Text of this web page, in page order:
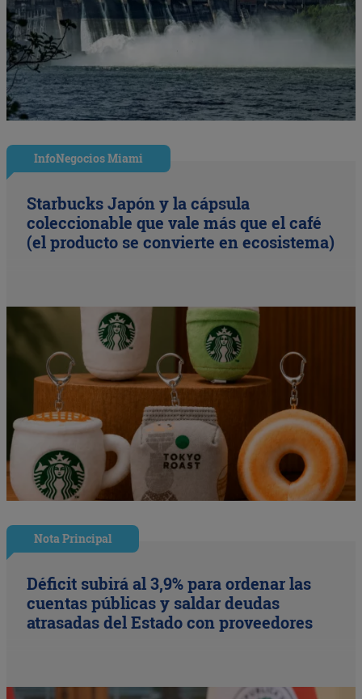
InfoNegocios Miami
Starbucks Japón y la cápsula
coleccionable que vale más que el café
(el producto se convierte en ecosistema)
Nota Principal
Déficit subirá al 3,9% para ordenar las
cuentas públicas y saldar deudas
atrasadas del Estado con proveedores